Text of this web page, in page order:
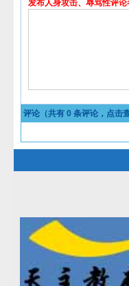
发布人身攻击、辱骂性评论
评论（共有 0 条评论，点击